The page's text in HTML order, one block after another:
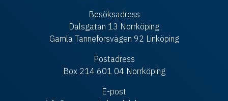
Besöksadress
Dalsgatan 13 Norrköping
Gamla Tanneforsvägen 92 Linköping
Postadress
Box 214 601 04 Norrköping
E-post